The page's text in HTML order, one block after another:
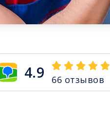
4.9 66 отзывов